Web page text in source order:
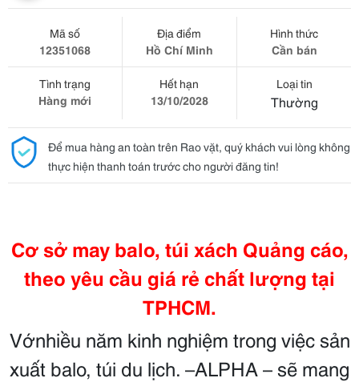
Mã số
12351068
Địa điểm
Hồ Chí Minh
Hình thức
Cần bán
Tình trạng
Hàng mới
Hết hạn
13/10/2028
Loại tin
Thường
Để mua hàng an toàn trên Rao vặt, quý khách vui lòng không
thực hiện thanh toán trước cho người đăng tin!
Cơ sở may balo, túi xách Quảng cáo,
theo yêu cầu giá rẻ chất lượng tại
TPHCM.
Vớnhiều năm kinh nghiệm trong việc sản
xuất balo, túi du lịch. –ALPHA – sẽ mang